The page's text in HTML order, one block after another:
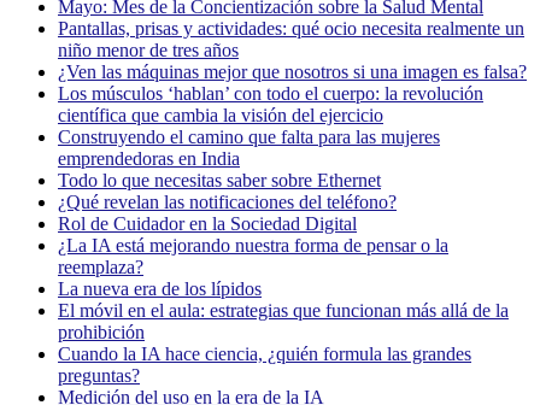
Mayo: Mes de la Concientización sobre la Salud Mental
Pantallas, prisas y actividades: qué ocio necesita realmente un
niño menor de tres años
¿Ven las máquinas mejor que nosotros si una imagen es falsa?
Los músculos ‘hablan’ con todo el cuerpo: la revolución
científica que cambia la visión del ejercicio
Construyendo el camino que falta para las mujeres
emprendedoras en India
Todo lo que necesitas saber sobre Ethernet
¿Qué revelan las notificaciones del teléfono?
Rol de Cuidador en la Sociedad Digital
¿La IA está mejorando nuestra forma de pensar o la
reemplaza?
La nueva era de los lípidos
El móvil en el aula: estrategias que funcionan más allá de la
prohibición
Cuando la IA hace ciencia, ¿quién formula las grandes
preguntas?
Medición del uso en la era de la IA